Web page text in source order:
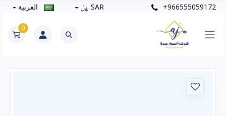
+966555059172 SAR ﷼ العربية
0